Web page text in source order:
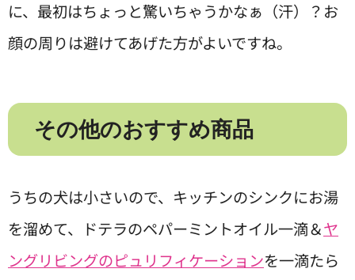
に、最初はちょっと驚いちゃうかなぁ（汗）？お
顔の周りは避けてあげた方がよいですね。
その他のおすすめ商品
うちの犬は小さいので、キッチンのシンクにお湯
を溜めて、ドテラのペパーミントオイル一滴＆ヤ
ングリビングのピュリフィケーションを一滴たら